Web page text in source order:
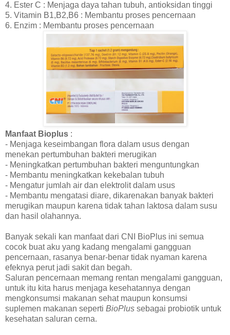
4. Ester C : Menjaga daya tahan tubuh, antioksidan tinggi
5. Vitamin B1,B2,B6 : Membantu proses pencernaan
6. Enzim : Membantu proses pencernaan
Manfaat Bioplus :
- Menjaga keseimbangan flora dalam usus dengan
menekan pertumbuhan bakteri merugikan
- Meningkatkan pertumbuhan bakteri menguntungkan
- Membantu meningkatkan kekebalan tubuh
- Mengatur jumlah air dan elektrolit dalam usus
- Membantu mengatasi diare, dikarenakan banyak bakteri
merugikan maupun karena tidak tahan laktosa dalam susu
dan hasil olahannya.
Banyak sekali kan manfaat dari CNI BioPlus ini semua
cocok buat aku yang kadang mengalami gangguan
pencernaan, rasanya benar-benar tidak nyaman karena
efeknya perut jadi sakit dan begah.
Saluran pencernaan memang rentan mengalami gangguan,
untuk itu kita harus menjaga kesehatannya dengan
mengkonsumsi makanan sehat maupun konsumsi
suplemen makanan seperti BioPlus sebagai probiotik untuk
kesehatan saluran cerna.